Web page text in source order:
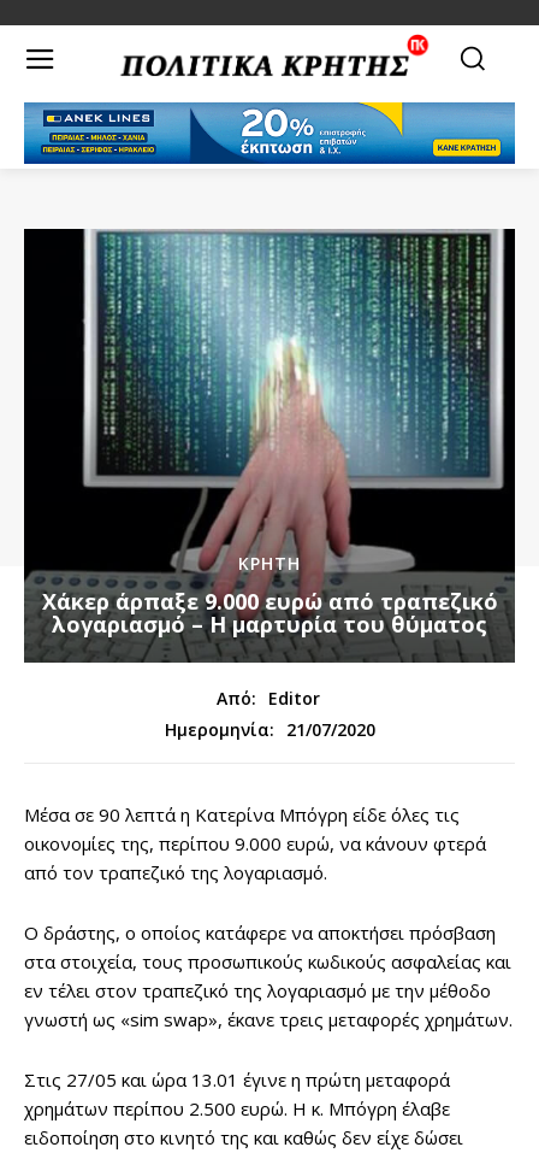
ΚΡΗΤΗ
Χάκερ άρπαξε 9.000 ευρώ από τραπεζικό
λογαριασμό – Η μαρτυρία του θύματος
Από:
Editor
Ημερομηνία:
21/07/2020
Μέσα σε 90 λεπτά η Κατερίνα Μπόγρη είδε όλες τις
οικονομίες της, περίπου 9.000 ευρώ, να κάνουν φτερά
από τον τραπεζικό της λογαριασμό.
Ο δράστης, ο οποίος κατάφερε να αποκτήσει πρόσβαση
στα στοιχεία, τους προσωπικούς κωδικούς ασφαλείας και
εν τέλει στον τραπεζικό της λογαριασμό με την μέθοδο
γνωστή ως «sim swap», έκανε τρεις μεταφορές χρημάτων.
Στις 27/05 και ώρα 13.01 έγινε η πρώτη μεταφορά
χρημάτων περίπου 2.500 ευρώ. Η κ. Μπόγρη έλαβε
ειδοποίηση στο κινητό της και καθώς δεν είχε δώσει